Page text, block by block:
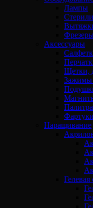
Лампы
Аксессуары
Щетки,
Зажимы
Палитра
Наращивание
Гелевая